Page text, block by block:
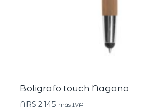
Boligrafo touch Nagano
ARS 2.145 más IVA